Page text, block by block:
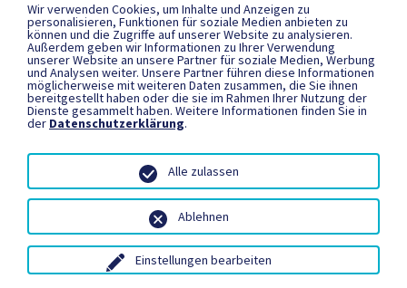
SOCIAL MEDIA
Facebook
YouTube
Instagram
RECHTLICHES
Datenschutzerklärung
Teilnahmebedingungen
Impressum
© 1995 - 2026 PSE Redaktionsservice GmbH
Wir verwenden Cookies, um Inhalte und Anzeigen zu
personalisieren, Funktionen für soziale Medien anbieten zu
können und die Zugriffe auf unserer Website zu analysieren.
Außerdem geben wir Informationen zu Ihrer Verwendung
unserer Website an unsere Partner für soziale Medien, Werbung
und Analysen weiter. Unsere Partner führen diese Informationen
möglicherweise mit weiteren Daten zusammen, die Sie ihnen
bereitgestellt haben oder die sie im Rahmen Ihrer Nutzung der
Dienste gesammelt haben. Weitere Informationen finden Sie in
der Datenschutzerklärung.
Einstellungen bearbeiten
Ablehnen
Alle zulassen